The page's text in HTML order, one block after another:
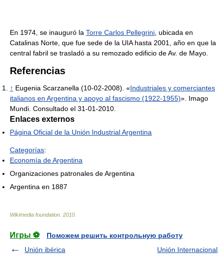
En 1974, se inauguró la Torre Carlos Pellegrini , ubicada en
Catalinas Norte, que fue sede de la UIA hasta 2001, año en que la
central fabril se trasladó a su remozado edificio de Av. de Mayo.
Referencias
↑ Eugenia Scarzanella (10-02-2008). «Industriales y comerciantes
italianos en Argentina y apoyo al fascismo (1922-1955)». Imago
Mundi. Consultado el 31-01-2010.
Enlaces externos
Página Oficial de la Unión Industrial Argentina
Categorías:
Economía de Argentina
Organizaciones patronales de Argentina
Argentina en 1887
Wikimedia foundation 2010
Игры ⚽
Поможем решить контрольную работу
Unión ibérica
Unión Internacional